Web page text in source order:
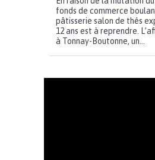
fonds de commerce
pâtisserie salon de thés
12 ans est à reprendre.
à Tonnay-Boutonne, un...